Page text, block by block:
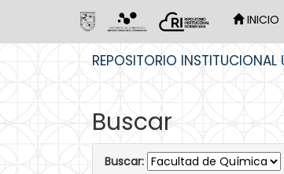
INICIO
REPOSITORIO INSTITUCIONAL
Buscar
Buscar: